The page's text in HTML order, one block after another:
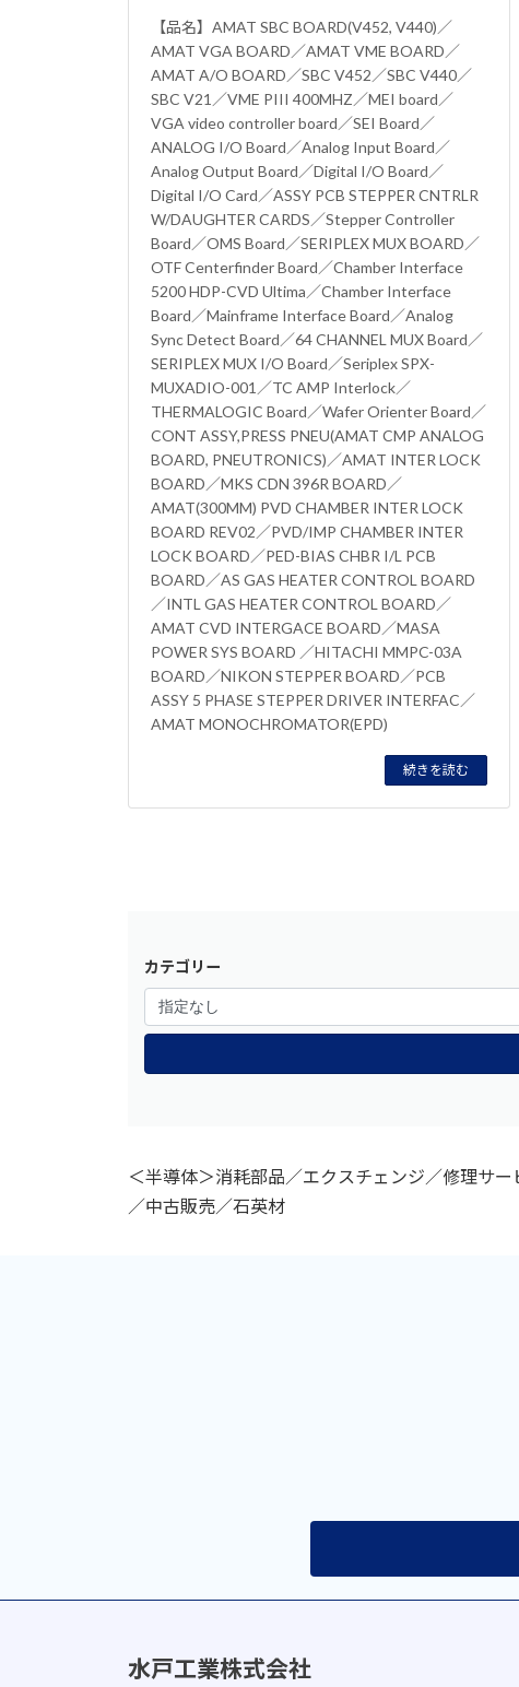
【品名】AMAT SBC BOARD(V452, V440)／
AMAT VGA BOARD／AMAT VME BOARD／
AMAT A/O BOARD／SBC V452／SBC V440／
SBC V21／VME PIII 400MHZ／MEI board／
VGA video controller board／SEI Board／
ANALOG I/O Board／Analog Input Board／
Analog Output Board／Digital I/O Board／
Digital I/O Card／ASSY PCB STEPPER CNTRLR
W/DAUGHTER CARDS／Stepper Controller
Board／OMS Board／SERIPLEX MUX BOARD／
OTF Centerfinder Board／Chamber Interface
5200 HDP-CVD Ultima／Chamber Interface
Board／Mainframe Interface Board／Analog
Sync Detect Board／64 CHANNEL MUX Board／
SERIPLEX MUX I/O Board／Seriplex SPX-
MUXADIO-001／TC AMP Interlock／
THERMALOGIC Board／Wafer Orienter Board／
CONT ASSY,PRESS PNEU(AMAT CMP ANALOG
BOARD, PNEUTRONICS)／AMAT INTER LOCK
BOARD／MKS CDN 396R BOARD／
AMAT(300MM) PVD CHAMBER INTER LOCK
BOARD REV02／PVD/IMP CHAMBER INTER
LOCK BOARD／PED-BIAS CHBR I/L PCB
BOARD／AS GAS HEATER CONTROL BOARD
／INTL GAS HEATER CONTROL BOARD／
AMAT CVD INTERGACE BOARD／MASA
POWER SYS BOARD ／HITACHI MMPC-03A
BOARD／NIKON STEPPER BOARD／PCB
ASSY 5 PHASE STEPPER DRIVER INTERFAC／
AMAT MONOCHROMATOR(EPD)
続きを読む
カテゴリー
＜半導体＞消耗部品／エクスチェンジ／修理サ
／中古販売／石英材
水戸工業株式会社